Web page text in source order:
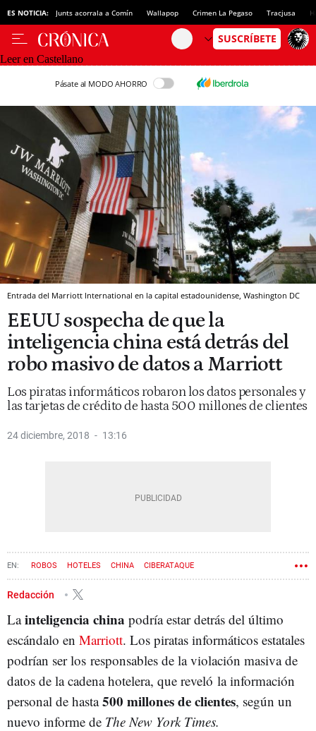
ES NOTICIA: Junts acorrala a Comín Wallapop Crimen La Pegaso Tracjusa
Leer en Castellano
Pásate al MODO AHORRO
Entrada del Marriott International en la capital estadounidense, Washington DC
EEUU sospecha de que la
inteligencia china está detrás del
robo masivo de datos a Marriott
Los piratas informáticos robaron los datos personales y
las tarjetas de crédito de hasta 500 millones de clientes
24 diciembre, 2018 13:16
ROBOS HOTELES CHINA CIBERATAQUE
Redacción
Lainteligencia china podría estar detrás del último
escándalo en Marriott. Los piratas informáticos estatales
podrían ser los responsables de la violación masiva de
datos de la cadena hotelera, que reveló la información
personal de hasta500 millones de clientes, según un
nuevo informe de The New York Times.